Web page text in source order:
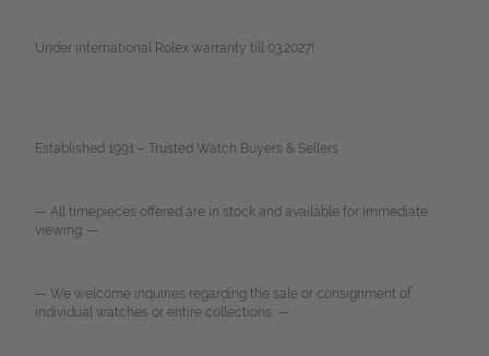
Under international Rolex warranty till 03.2027!
Established 1991 – Trusted Watch Buyers & Sellers
— All timepieces offered are in stock and available for immediate
viewing. —
— We welcome inquiries regarding the sale or consignment of
individual watches or entire collections. —